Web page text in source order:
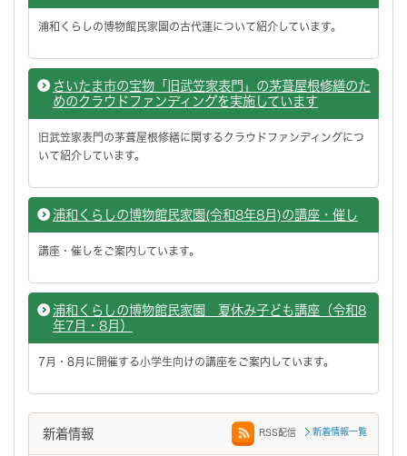
浦和くらしの博物館民家園の古代蓮について紹介しています。
さいたま市の宝物「旧武笠家表門」の茅葺屋根修繕のた
めのクラウドファンディングを実施しています
旧武笠家表門の茅葺屋根修繕に関するクラウドファンディングにつ
いて紹介しています。
浦和くらしの博物館民家園(令和8年8月)の講座・催し
講座・催しをご案内しています。
浦和くらしの博物館民家園 夏休み子ども講座（令和8
年7月・8月）
7月・8月に開催する小学生向けの講座をご案内しています。
新着情報 新着情報一覧
RSS配信